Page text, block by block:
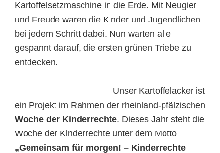
Kartoffelsetzmaschine in die Erde. Mit Neugier
und Freude waren die Kinder und Jugendlichen
bei jedem Schritt dabei. Nun warten alle
gespannt darauf, die ersten grünen Triebe zu
entdecken.
Unser Kartoffelacker ist
ein Projekt im Rahmen der rheinland-pfälzischen
Woche der Kinderrechte. Dieses Jahr steht die
Woche der Kinderrechte unter dem Motto
„Gemeinsam für morgen! – Kinderrechte